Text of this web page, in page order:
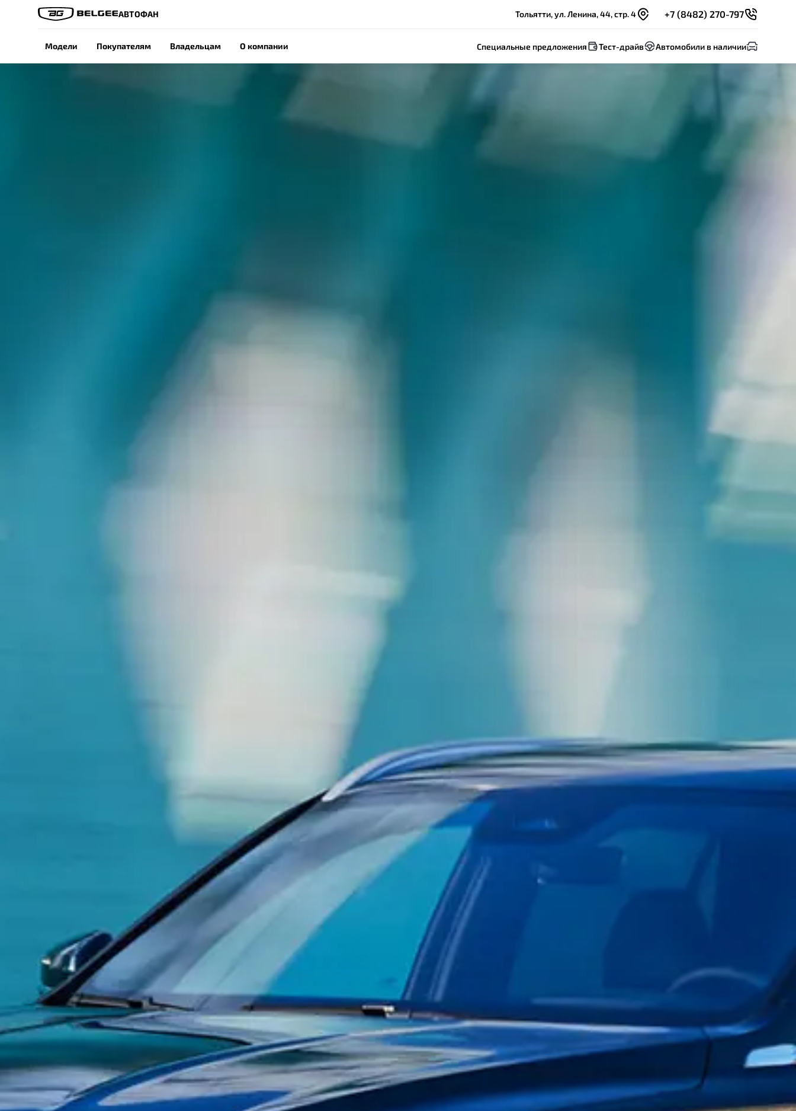
АВТОФАН Тольятти, ул. Ленина, 44, стр. 4 +7 (8482) 270-797
Модели Покупателям Владельцам О компании Специальные предложения Тест-драйв Автомобили в наличии